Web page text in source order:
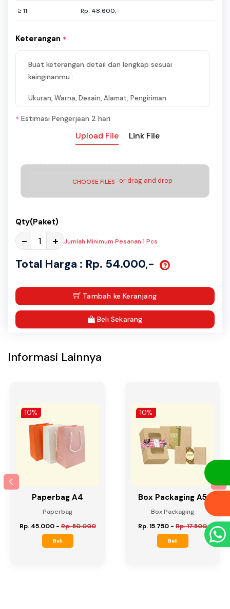
≥ 11 Rp. 48.600,-
Keterangan *
Buat keterangan detail dan lengkap sesuai
keinginanmu :
Ukuran, Warna, Desain, Alamat, Pengiriman
* Estimasi Pengerjaan 2 hari
Upload File Link File
CHOOSE FILES or drag and drop
Qty(Paket)
- + Jumlah Minimum Pesanan 1 Pcs
Total Harga : Rp. 54.000,-
Tambah ke Keranjang
Beli Sekarang
Informasi Lainnya
10%
Paperbag A4
Paperbag
Rp. 45.000-Rp. 50.000
Beli
10%
Box Packaging A5
Box Packaging
Rp. 15.750 - Rp. 17.500
Beli